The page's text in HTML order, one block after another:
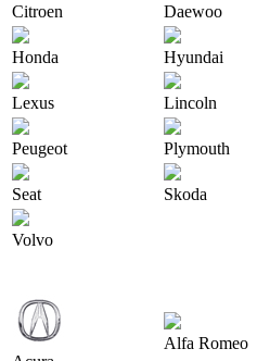
Citroen Daewoo
Honda Hyundai
Lexus Lincoln
Peugeot Plymouth
Seat Skoda
Volvo
Alfa Romeo